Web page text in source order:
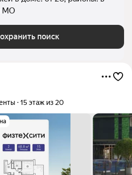
МО
поиск
15 этаж из 20